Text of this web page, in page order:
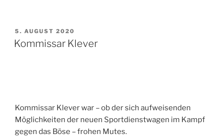
VERÖFFENTLICHT
AM
5. AUGUST 2020
Kommissar Klever
Kommissar Klever war – ob der sich aufweisenden
Möglichkeiten der neuen Sportdienstwagen im Kampf
gegen das Böse – frohen Mutes.